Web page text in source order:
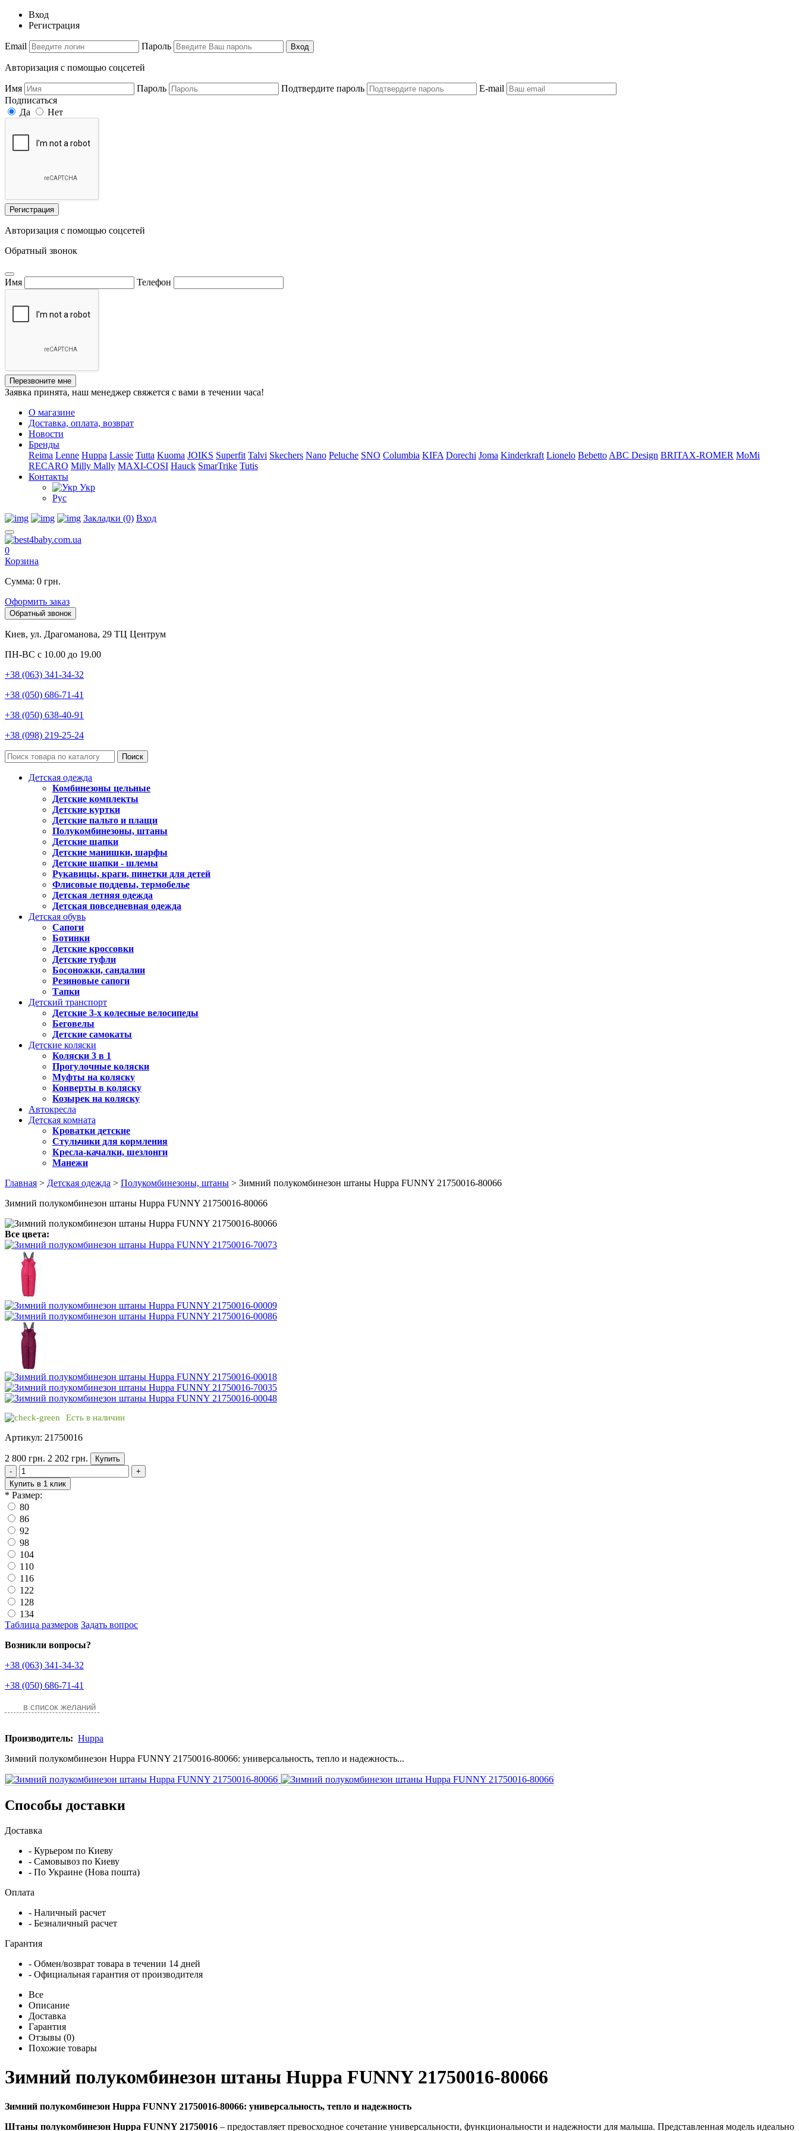
Вход
Регистрация
Email Пароль Вход
Авторизация с помощью соцсетей
Имя Пароль Подтвердите пароль
E-mail
Подписаться
Да
Нет
Регистрация
Авторизация с помощью соцсетей
Обратный звонок
Имя Телефон
Перезвоните мне
Заявка принята, наш менеджер свяжется с вами в течении часа!
О магазине
Доставка, оплата, возврат
Новости
Бренды
Reima Lenne Huppa Lassie Tutta Kuoma JOIKS Superfit Talvi Skechers Nano Peluche SNO Columbia KIFA Dorechi Joma Kinderkraft Lionelo Bebetto ABC Design BRITAX-ROMER MoMi
RECARO Milly Mally MAXI-COSI Hauck SmarTrike Tutis
Контакты
Укр
Рус
Закладки (0) Вход
0
Корзина
Сумма: 0 грн.
Оформить заказ
Обратный звонок
Киев, ул. Драгоманова, 29 ТЦ Центрум
ПН-ВС с 10.00 до 19.00
+38 (063) 341-34-32
+38 (050) 686-71-41
+38 (050) 638-40-91
+38 (098) 219-25-24
Поиск
Детская одежда
Комбинезоны цельные
Детские комплекты
Детские куртки
Детские пальто и плащи
Полукомбинезоны, штаны
Детские шапки
Детские манишки, шарфы
Детские шапки - шлемы
Рукавицы, краги, пинетки для детей
Флисовые поддевы, термобелье
Детская летняя одежда
Детская повседневная одежда
Детская обувь
Сапоги
Ботинки
Детские кроссовки
Детские туфли
Босоножки, сандалии
Резиновые сапоги
Тапки
Детский транспорт
Детские 3-х колесные велосипеды
Беговелы
Детские самокаты
Детские коляски
Коляски 3 в 1
Прогулочные коляски
Муфты на коляску
Конверты в коляску
Козырек на коляску
Автокресла
Детская комната
Кроватки детские
Стульчики для кормления
Кресла-качалки, шезлонги
Манежи
Главная > Детская одежда > Полукомбинезоны, штаны > Зимний полукомбинезон штаны Huppa FUNNY 21750016-80066
Зимний полукомбинезон штаны Huppa FUNNY 21750016-80066
Все цвета:
Есть в наличии
Артикул: 21750016
2 800 грн. 2 202 грн.
Купить
-
+
Купить в 1 клик
* Размер:
80
86
92
98
104
110
116
122
128
134
Таблица размеров Задать вопрос
Возникли вопросы?
+38 (063) 341-34-32
+38 (050) 686-71-41
в список желаний
Производитель: Huppa
Зимний полукомбинезон Huppa FUNNY 21750016-80066: универсальность, тепло и надежность...
Способы доставки
Доставка
- Курьером по Киеву
- Самовывоз по Киеву
- По Украине (Нова пошта)
Оплата
- Наличный расчет
- Безналичный расчет
Гарантия
- Обмен/возврат товара в течении 14 дней
- Официальная гарантия от производителя
Все
Описание
Доставка
Гарантия
Отзывы (0)
Похожие товары
Зимний полукомбинезон штаны Huppa FUNNY 21750016-80066
Зимний полукомбинезон Huppa FUNNY 21750016-80066: универсальность, тепло и надежность
Штаны полукомбинезон Huppa FUNNY 21750016 – предоставляет превосходное сочетание универсальности, функциональности и надежности для малыша. Представленная модель идеально